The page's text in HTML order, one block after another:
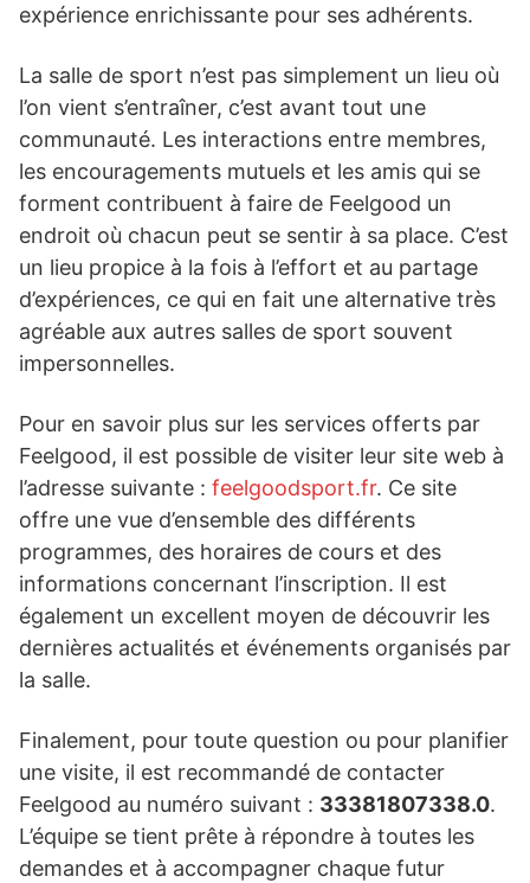
expérience enrichissante pour ses adhérents.
La salle de sport n’est pas simplement un lieu où
l’on vient s’entraîner, c’est avant tout une
communauté. Les interactions entre membres,
les encouragements mutuels et les amis qui se
forment contribuent à faire de Feelgood un
endroit où chacun peut se sentir à sa place. C’est
un lieu propice à la fois à l’effort et au partage
d’expériences, ce qui en fait une alternative très
agréable aux autres salles de sport souvent
impersonnelles.
Pour en savoir plus sur les services offerts par
Feelgood, il est possible de visiter leur site web à
l’adresse suivante : feelgoodsport.fr. Ce site
offre une vue d’ensemble des différents
programmes, des horaires de cours et des
informations concernant l’inscription. Il est
également un excellent moyen de découvrir les
dernières actualités et événements organisés par
la salle.
Finalement, pour toute question ou pour planifier
une visite, il est recommandé de contacter
Feelgood au numéro suivant : 33381807338.0.
L’équipe se tient prête à répondre à toutes les
demandes et à accompagner chaque futur